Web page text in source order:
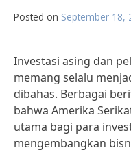
Posted on September 18,
Investasi asing dan
memang selalu
dibahas. Berbagai
bahwa Amerika
utama bagi para
mengembangkan